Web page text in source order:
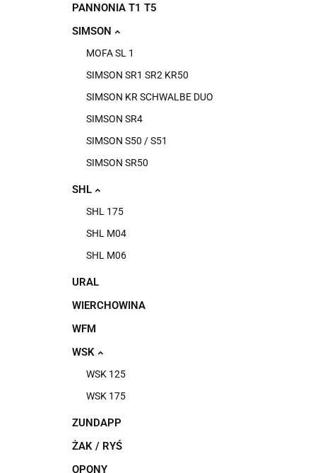
PANNONIA T1 T5
SIMSON
MOFA SL 1
SIMSON SR1 SR2 KR50
SIMSON KR SCHWALBE DUO
SIMSON SR4
SIMSON S50 / S51
SIMSON SR50
SHL
SHL 175
SHL M04
SHL M06
URAL
WIERCHOWINA
WFM
WSK
WSK 125
WSK 175
ZUNDAPP
ŻAK / RYŚ
OPONY